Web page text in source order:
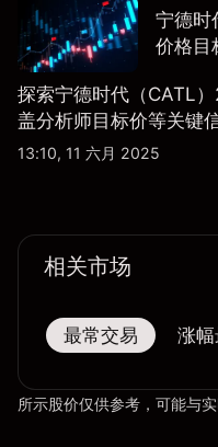
宁德时
价格目
探索宁德时代（CATL
盖分析师目标价等关键
13:10, 11 六月 2025
相关市场
最常交易 涨
所示股价仅供参考，可能与实